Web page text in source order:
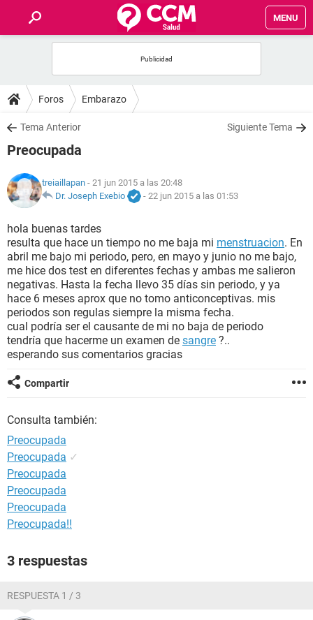
MENU
FOROS
SALUD
NUTRICIÓN
BIENESTAR
SEXUALIDAD
GLOSARIO
Foros Embarazo
Tema Anterior Siguiente Tema
Preocupada
treiaillapan - 21 jun 2015 a las 20:48
Dr. Joseph Exebio
- 22 jun 2015 a las 01:53
hola buenas tardes
resulta que hace un tiempo no me baja mi menstruacion. En
abril me bajo mi periodo, pero, en mayo y junio no me bajo,
me hice dos test en diferentes fechas y ambas me salieron
negativas. Hasta la fecha llevo 35 días sin periodo, y ya
hace 6 meses aprox que no tomo anticonceptivas. mis
periodos son regulas siempre la misma fecha.
cual podría ser el causante de mi no baja de periodo
tendría que hacerme un examen de sangre ?..
esperando sus comentarios gracias
Compartir
Consulta también:
Preocupada
Preocupada ✓
Preocupada
Preocupada
Preocupada
Preocupada!!
3 respuestas
RESPUESTA 1 / 3